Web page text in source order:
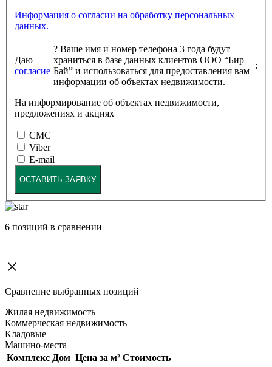
Информация о согласии на обработку персональных
данных.
Даю
согласие
? Ваше имя и номер телефона 3 года будут
храниться в базе данных клиентов ООО “Бир
Бай” и использоваться для предоставления вам
информации об объектах недвижимости.
:
На информирование об объектах недвижимости,
предложениях и акциях
СМС
Viber
E-mail
ОСТАВИТЬ ЗАЯВКУ
6 позиций в сравнении
Сравнение выбранных позиций
Жилая недвижимость
Коммерческая недвижимость
Кладовые
Машино-места
Комплекс Дом Цена за м² Стоимость